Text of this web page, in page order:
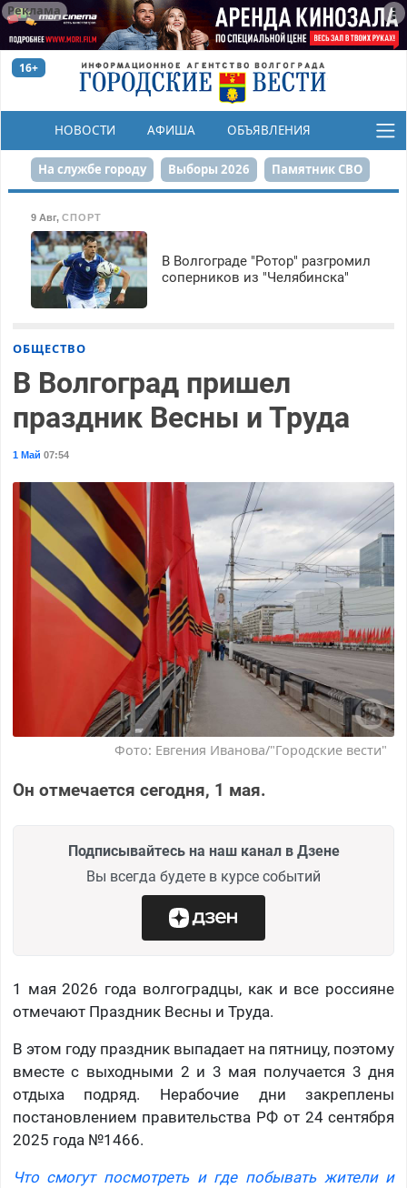
Реклама
16+
НОВОСТИ АФИША ОБЪЯВЛЕНИЯ
КОНКУРСЫ
На службе городу Выборы 2026 Памятник СВО
Набережная День Победы
80-летие Победы Парк Героев-летчиков
9 Авг, СПОРТ
В Волгограде "Ротор" разгромил
соперников из "Челябинска"
ОБЩЕСТВО
В Волгоград пришел
праздник Весны и Труда
1 Май 07:54
Фото: Евгения Иванова/"Городские вести"
Он отмечается сегодня, 1 мая.
Подписывайтесь на наш канал в Дзене
Вы всегда будете в курсе событий
1 мая 2026 года волгоградцы, как и все россияне
отмечают Праздник Весны и Труда.
В этом году праздник выпадает на пятницу, поэтому
вместе с выходными 2 и 3 мая получается 3 дня
отдыха подряд. Нерабочие дни закреплены
постановлением правительства РФ от 24 сентября
2025 года №1466.
Что смогут посмотреть и где побывать жители и